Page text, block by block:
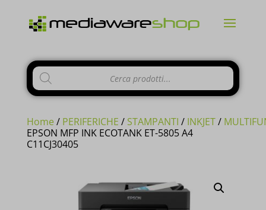
Products
search
Home / PERIFERICHE / STAMPANTI / INKJET/
EPSON MFP INK ECOTANK ET-5805 A4
C11CJ30405